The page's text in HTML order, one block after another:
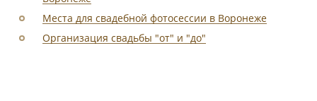
Места для свадебной фотосессии в Воронеже
Организация свадьбы "от" и "до"